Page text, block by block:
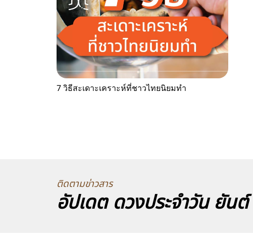
7 วิธีสะเดาะเคราะห์ที่ชาวไทยนิยมทำ
ติดตามข่าวสาร
อัปเดต ดวงประจำวัน ยัน